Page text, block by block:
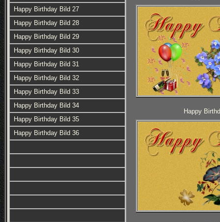
Happy Birthday Bild 27
Happy Birthday Bild 28
Happy Birthday Bild 29
Happy Birthday Bild 30
Happy Birthday Bild 31
Happy Birthday Bild 32
Happy Birthday Bild 33
Happy Birthday Bild 34
Happy Birthday Bild 35
Happy Birthday Bild 36
Happy